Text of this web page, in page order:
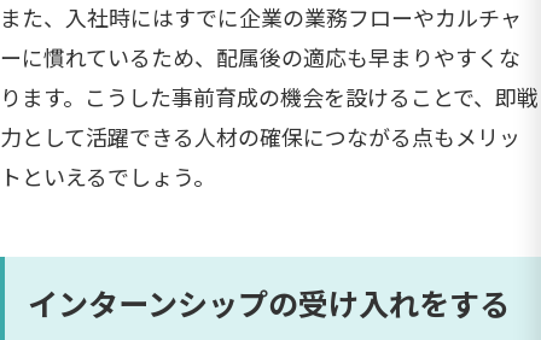
また、入社時にはすでに企業の業務フローやカルチャ
ーに慣れているため、配属後の適応も早まりやすくな
ります。こうした事前育成の機会を設けることで、即戦
力として活躍できる人材の確保につながる点もメリッ
トといえるでしょう。
インターンシップの受け入れをする